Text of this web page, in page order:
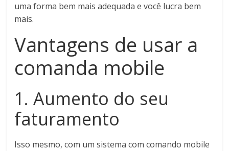
uma forma bem mais adequada e você lucra bem
mais.
Vantagens de usar a
comanda mobile
1. Aumento do seu
faturamento
Isso mesmo, com um sistema com comando mobile